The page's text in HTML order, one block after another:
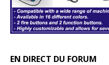
EN DIRECT DU FORUM